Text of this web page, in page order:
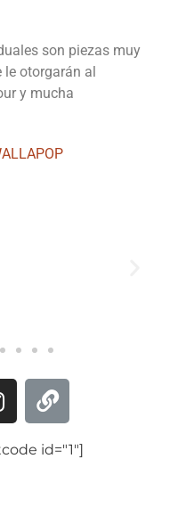
son piezas muy
otorgarán al
y mucha
id="1"]